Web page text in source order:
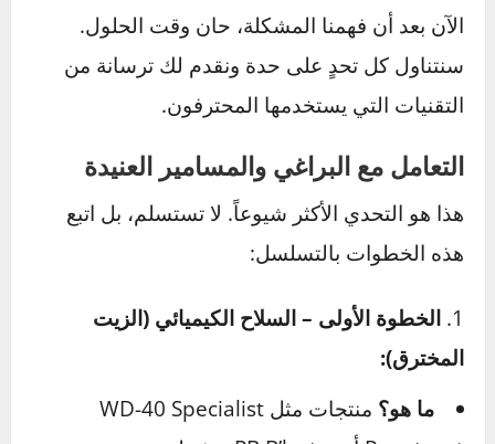
الإصابة الجسدية:انزلاق مفتاح الربط تحت
ضغط عالٍ يمكن أن يؤدي إلى إصابة يدك بجروح
بالغة. وهذا أحد أبرزأخطاء صيانة السيارات
للمبتدئين.
استراتيجيات عملية للتغلب على
أصعب تحديات الصيانة
الآن بعد أن فهمنا المشكلة، حان وقت الحلول.
سنتناول كل تحدٍ على حدة ونقدم لك ترسانة من
التقنيات التي يستخدمها المحترفون.